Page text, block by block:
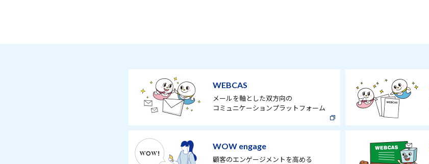
WEBCAS
メールを軸とした双方向の
コミュニケーションプラットフォーム
WOW engage
顧客のエンゲージメントを高める